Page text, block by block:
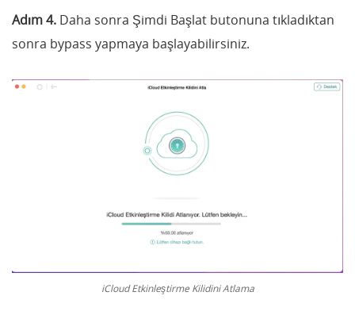
Adım 4. Daha sonra Şimdi Başlat butonuna tıkladıktan
sonra bypass yapmaya başlayabilirsiniz.
iCloud Etkinleştirme Kilidini Atlama